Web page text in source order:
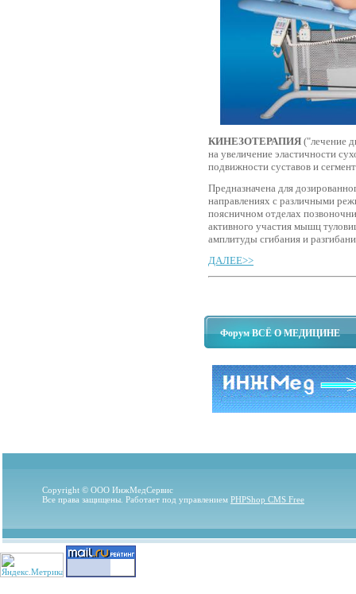
КИНЕЗОТЕРАПИЯ ("лечение
на увеличение эластичности
подвижности суставов и
Предназначена для
направлениях с различными
поясничном отделах
активного участия мышц
амплитуды сгибания и
ДАЛЕЕ>>
Форум ВСЁ О МЕДИЦИНЕ
Copyright © ООО ИнжМедСервис
Все права защищены. Работает под управлением PHPShop CMS Free